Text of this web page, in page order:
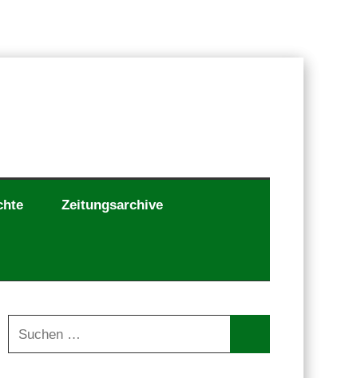
Zeitungsarchive
Suchen
nach: